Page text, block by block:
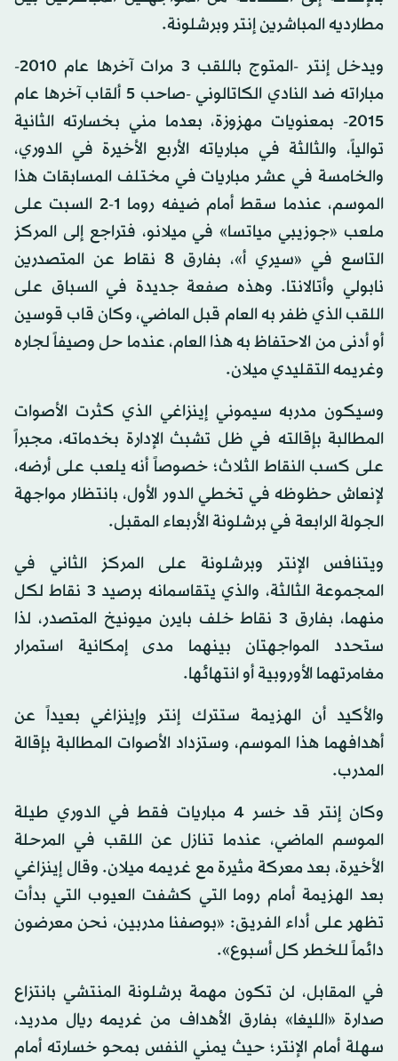
مطارديه المباشرين إنتر وبرشلونة.
ويدخل إنتر -المتوج باللقب 3 مرات آخرها عام 2010-
مباراته ضد النادي الكاتالوني -صاحب 5 ألقاب آخرها عام
2015- بمعنويات مهزوزة، بعدما مني بخسارته الثانية
توالياً، والثالثة في مبارياته الأربع الأخيرة في الدوري،
والخامسة في عشر مباريات في مختلف المسابقات هذا
الموسم، عندما سقط أمام ضيفه روما 1-2 السبت على
ملعب «جوزيبي مياتسا» في ميلانو، فتراجع إلى المركز
التاسع في «سيري أ»، بفارق 8 نقاط عن المتصدرين
نابولي وأتالانتا. وهذه صفعة جديدة في السباق على
اللقب الذي ظفر به العام قبل الماضي، وكان قاب قوسين
أو أدنى من الاحتفاظ به هذا العام، عندما حل وصيفاً لجاره
وغريمه التقليدي ميلان.
وسيكون مدربه سيموني إينزاغي الذي كثرت الأصوات
المطالبة بإقالته في ظل تشبث الإدارة بخدماته، مجبراً
على كسب النقاط الثلاث؛ خصوصاً أنه يلعب على أرضه،
لإنعاش حظوظه في تخطي الدور الأول، بانتظار مواجهة
الجولة الرابعة في برشلونة الأربعاء المقبل.
ويتنافس الإنتر وبرشلونة على المركز الثاني في
المجموعة الثالثة، والذي يتقاسمانه برصيد 3 نقاط لكل
منهما، بفارق 3 نقاط خلف بايرن ميونيخ المتصدر، لذا
ستحدد المواجهتان بينهما مدى إمكانية استمرار
مغامرتهما الأوروبية أو انتهائها.
والأكيد أن الهزيمة ستترك إنتر وإينزاغي بعيداً عن
أهدافهما هذا الموسم، وستزداد الأصوات المطالبة بإقالة
المدرب.
وكان إنتر قد خسر 4 مباريات فقط في الدوري طيلة
الموسم الماضي، عندما تنازل عن اللقب في المرحلة
الأخيرة، بعد معركة مثيرة مع غريمه ميلان. وقال إينزاغي
بعد الهزيمة أمام روما التي كشفت العيوب التي بدأت
تظهر على أداء الفريق: «بوصفنا مدربين، نحن معرضون
دائماً للخطر كل أسبوع».
في المقابل، لن تكون مهمة برشلونة المنتشي بانتزاع
صدارة «الليغا» بفارق الأهداف من غريمه ريال مدريد،
سهلة أمام الإنتر؛ حيث يمني النفس بمحو خسارته أمام